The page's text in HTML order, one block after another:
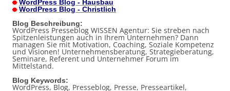
WordPress Blog - Hausbau
WordPress Blog - Christlich
Blog Beschreibung:
WordPress Presseblog WISSEN Agentur: Sie streben nach
Spitzenleistungen auch in Ihrem Unternehmen? Dann
managen Sie mit Motivation, Coaching, Soziale Kompetenz
und Visionen! Unternehmensberatung, Strategieberatung,
Seminare, Referent und Unternehmer Forum im
Mittelstand.
Blog Keywords:
WordPress, Blog, Presseblog, Presse, Presseartikel,